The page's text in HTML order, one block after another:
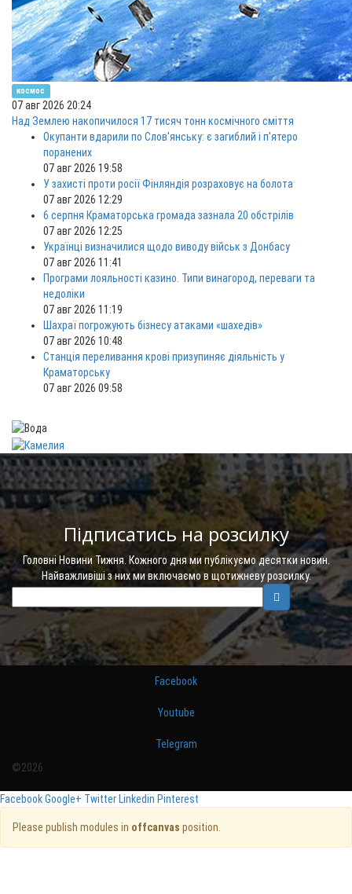
космос
07 авг 2026 20:24
Над Землею накопичилося 17 тисяч тонн космічного сміття
Окупанти вдарили по Слов'янську: є загиблий і п'ятеро
поранених
07 авг 2026 19:58
У захисті проти росії Фінляндія розраховує на болота
07 авг 2026 12:29
6 серпня Краматорська громада зазнала 20 обстрілів
07 авг 2026 12:25
Українці визначилися щодо виводу військ з Донбасу
07 авг 2026 11:41
Програми лояльності казино. Типи винагород, переваги та
недоліки
07 авг 2026 11:19
Шахраї погрожують бізнесу атаками «шахедів»
07 авг 2026 10:48
Станція переливання крові призупиняє діяльність у
Краматорську
07 авг 2026 09:58
Підписатись на розсилку
Головні Новини Тижня. Кожного дня ми публікуємо десятки новин.
Найважливіші з них ми включаємо в щотижневу розсилку.
Facebook
Youtube
Telegram
©2026
FacebookGoogle+ TwitterLinkedin Pinterest
Please publish modules in offcanvas position.